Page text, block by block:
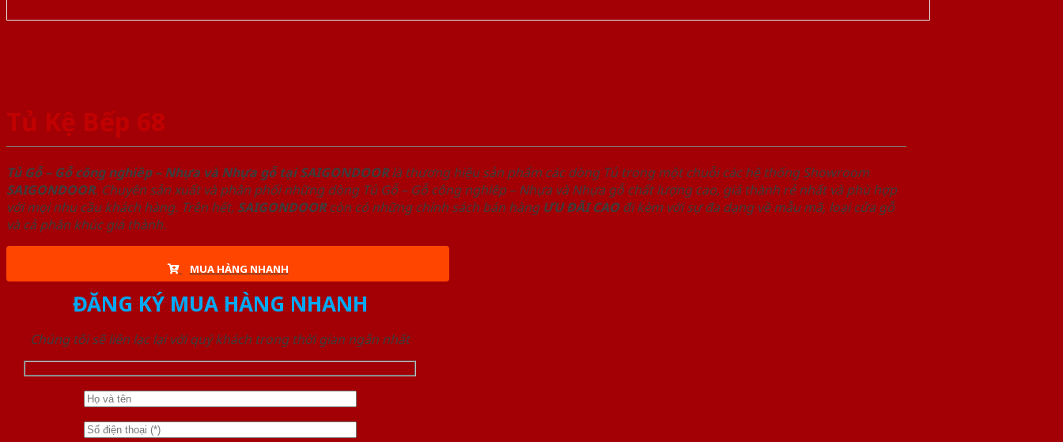
Tủ Kệ Bếp 68
Tủ Gỗ – Gỗ công nghiêp – Nhựa và Nhựa gỗ tại SAIGONDOORlà thương hiệu sản phẩm các dòng Tủ trong một chuỗi các hệ thống Showroom
SAIGONDOOR. Chuyên sản xuất và phân phối những dòng Tủ Gỗ – Gỗ công nghiêp – Nhựa và Nhựa gỗ chất lượng cao, giá thành rẻ nhất và phù hợp
với mọi nhu cầu khách hàng. Trên hết, SAIGONDOORcòn có những chính sách bán hàng ƯU ĐÃI CAOđi kèm với sự đa dạng về mẫu mã, loại cửa gỗ
và cả phân khúc giá thành.
MUA HÀNG NHANH
ĐĂNG KÝ MUA HÀNG NHANH
Chúng tôi sẽ liên lạc lại với quý khách trong thời gian ngắn nhất